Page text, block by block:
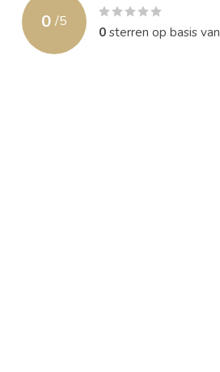
0 /5
0sterren op basis van